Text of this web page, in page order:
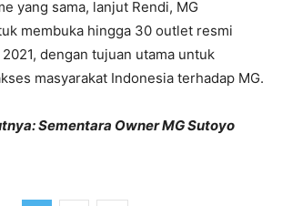
yang sama, lanjut Rendi, MG
membuka hingga 30 outlet resmi
dengan tujuan utama untuk
masyarakat Indonesia terhadap MG.
Sementara Owner MG Sutoyo